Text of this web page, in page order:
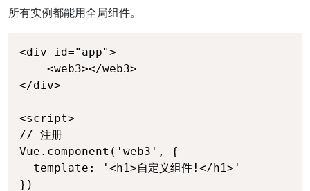
所有实例都能用全局组件。
<div id="app">
    <web3></web3>
</div>
<script>
// 注册
Vue.component('web3', {
  template: '<h1>自定义组件!</h1>'
})